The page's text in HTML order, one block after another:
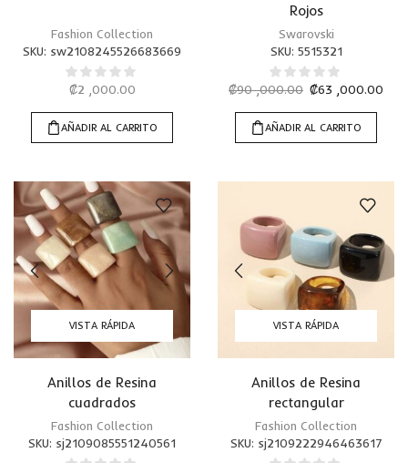
Fashion Collection
SKU: sw2108245526683669
₡2 ,000.00
AÑADIR AL CARRITO
Rojos
Swarovski
SKU: 5515321
₡90 ,000.00 ₡63 ,000.00
AÑADIR AL CARRITO
VISTA RÁPIDA
Anillos de Resina
cuadrados
Fashion Collection
SKU: sj2109085551240561
VISTA RÁPIDA
Anillos de Resina
rectangular
Fashion Collection
SKU: sj2109222946463617